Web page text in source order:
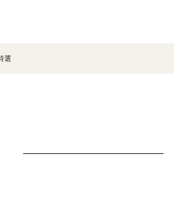
選